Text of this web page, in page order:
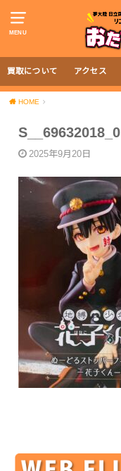
MENU
買取について アクセス
HOME
S__69632018_0
2025年9月20日